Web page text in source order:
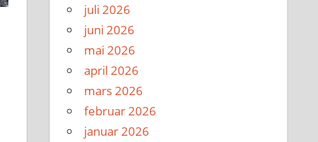
juli 2026
juni 2026
mai 2026
april 2026
mars 2026
februar 2026
januar 2026